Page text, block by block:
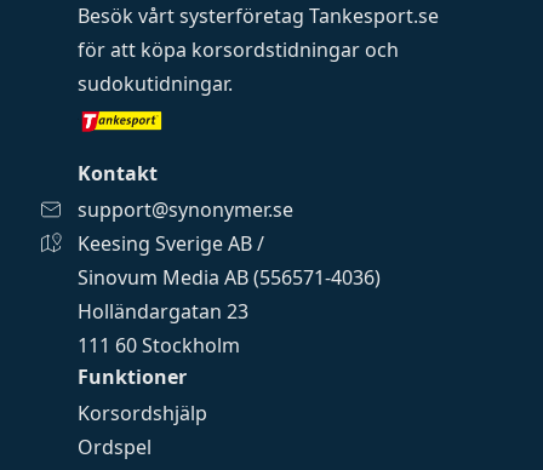
Funktioner
Korsordshjälp
Ordspel
Besök vårt systerföretag Tankesport.se
för att köpa korsordstidningar och
sudokutidningar.
Kontakt
support@synonymer.se
Keesing Sverige AB /
Sinovum Media AB (556571-4036)
Holländargatan 23
111 60 Stockholm